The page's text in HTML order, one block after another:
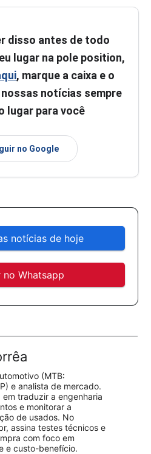
disso antes de todo
lugar na pole position,
, marque a caixa e o
notícias sempre
lugar para você
no Google
notícias de hoje
no Whatsapp
(MTB:
e analista de mercado.
em traduzir a engenharia
e monitorar a
de usados. No
assina testes técnicos e
com foco em
e custo-benefício.